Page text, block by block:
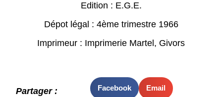
Edition : E.G.E.
Dépot légal : 4ème trimestre 1966
Imprimeur : Imprimerie Martel, Givors
Partager : Facebook Email